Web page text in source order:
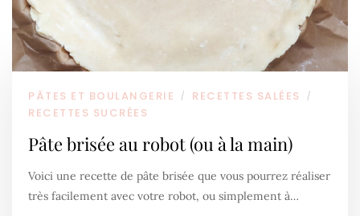
PÂTES ET BOULANGERIE / RECETTES SALÉES /
RECETTES SUCRÉES
Pâte brisée au robot (ou à la main)
Voici une recette de pâte brisée que vous pourrez réaliser
très facilement avec votre robot, ou simplement à…